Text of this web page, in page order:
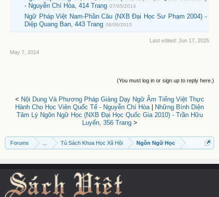
- Nguyễn Chí Hòa, 414 Trang 07/05/2014
Ngữ Pháp Việt Nam-Phần Câu (NXB Đại Học Sư Phạm 2004) -
Diệp Quang Ban, 443 Trang 08/06/2015
Last edited: Jun 17, 2025
May 7, 2014
(You must log in or sign up to reply here.)
< Nội Dung Và Phương Pháp Giảng Dạy Ngữ Âm Tiếng Việt Thực
Hành Cho Học Viên Quốc Tế - Nguyễn Chí Hòa|
Những Bình Diện
Tâm Lý Ngôn Ngữ Học (NXB Đại Học Quốc Gia 2010) - Trần Hữu
Luyến, 356 Trang>
Forums Tủ Sách Khoa Học Xã Hội Ngôn Ngữ Học